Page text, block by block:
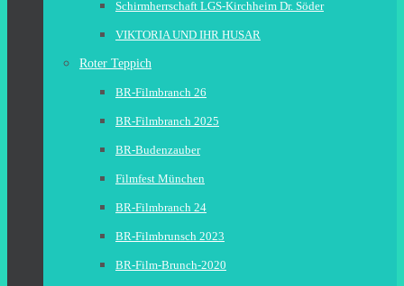
Schirmherrschaft LGS-Kirchheim Dr. Söder
VIKTORIA UND IHR HUSAR
Roter Teppich
BR-Filmbranch 26
BR-Filmbranch 2025
BR-Budenzauber
Filmfest München
BR-Filmbranch 24
BR-Filmbrunsch 2023
BR-Film-Brunch-2020